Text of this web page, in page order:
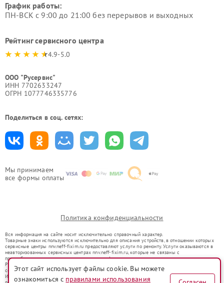
Мы принимаем
все формы оплаты
График работы:
ПН-ВСК с 9:00 до 21:00 без перерывов и выходных
Рейтинг сервисного центра
4.9-5.0
ООО "Русервис"
ИНН 7702633247
ОГРН 1077746335776
Поделиться в соц. сетях:
Политика конфиденциальности
Вся информация на сайте носит исключительно справочный характер.
Товарные знаки используются исключительно для описания устройств, в отношении которых
сервисные центры nnv.neff-fixim.ru предоставляют услуги по ремонту. Услуги оказываются в
неавторизованных сервисных центрах nnv.neff-fixim.ru, которые не связаны с
правообладателями товарных знаков или их официальными представителями.
Ремонт осуществляется для устройств, уже введенных в гражданский оборот в соответствии
со статьей 1487 ГК РФ.
Использование товарных знаков не преследует цели индивидуализации услуг или введения
Этот сайт использует файлы cookie. Вы можете
ознакомиться с правилами использования